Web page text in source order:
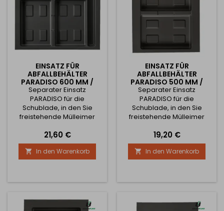
EINSATZ FÜR
ABFALLBEHÄLTER
PARADISO 600 MM /
ANTHRAZIT
Separater Einsatz
PARADISO für die
Schublade, in den Sie
freistehende Mülleimer
können - siehe verwandte
Produkte. Gestalten Sie
Ihren Mülleimer je nach
Bedarf und Schrankbreite.
Mindestschrankbreite von
den Abmessungen gekürzt
werden, siehe technische
Preis
21,60 €
 In den Warenkorb
EINSATZ FÜR
ABFALLBEHÄLTER
PARADISO 500 MM /
ANTHRAZIT
Separater Einsatz
PARADISO für die
Schublade, in den Sie
freistehende Mülleimer
können - siehe verwandte
Produkte. Gestalten Sie
Ihren Mülleimer je nach
Bedarf und Schrankbreite.
Mindestschrankbreite von
werden, siehe technische
Preis
19,20 €
 In den Warenkorb